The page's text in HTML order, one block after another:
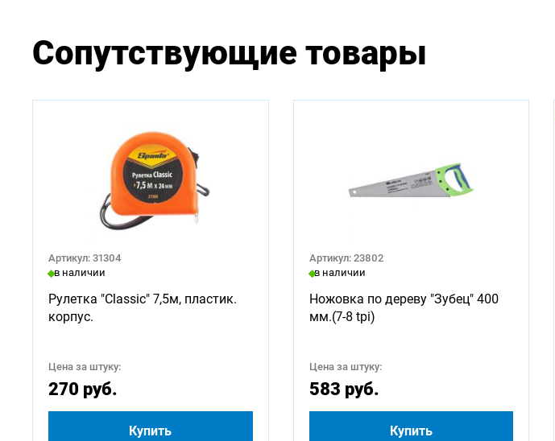
Сопутствующие товары
Артикул: 31304
в наличии
Рулетка "Classic" 7,5м, пластик.
корпус.
Цена за штуку:
270 руб.
Купить
Артикул: 23802
в наличии
Ножовка по дереву "Зубец" 400
мм.(7-8 tpi)
Цена за штуку:
583 руб.
Купить